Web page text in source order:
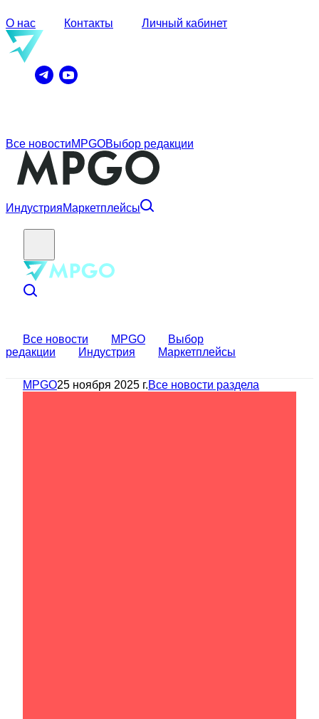
О нас Контакты Личный кабинет
Все новостиMPGOВыбор редакции
ИндустрияМаркетплейсы
Все новости MPGO
Выбор
редакции
Индустрия Маркетплейсы
MPGO25 ноября 2025 г.Все новости раздела